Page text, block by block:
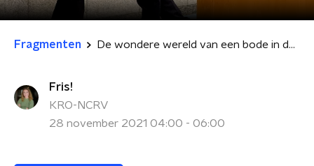
Fragmenten De wondere wereld van een bode in de Tweede Kamer
Fris!
KRO-NCRV
28 november 2021 04:00 - 06:00